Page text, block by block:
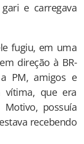
e carregava
fugiu, em uma
direção à BR-
PM, amigos e
vítima, que era
Motivo, possuía
recebendo